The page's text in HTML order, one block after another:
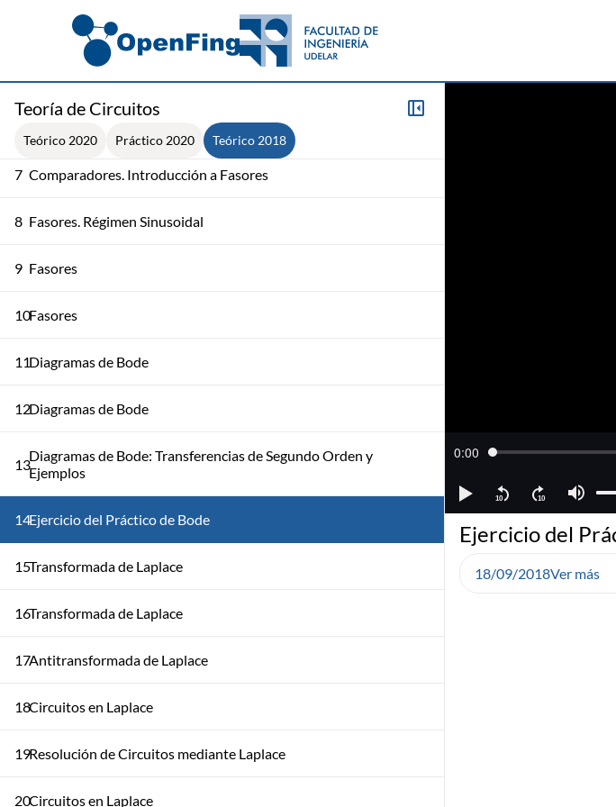
Teoría de Circuitos
Teórico 2020 Práctico 2020 Teórico 2018
Clase de Repaso y Ejemplos
5 Amplificador Operacional
Amplificadores Operacionales
7 Comparadores. Introducción a Fasores
8 Fasores. Régimen Sinusoidal
9 Fasores
10Fasores
11Diagramas de Bode
12Diagramas de Bode
13Diagramas de Bode: Transferencias de Segundo Orden y
Ejemplos
14Ejercicio del Práctico de Bode
15Transformada de Laplace
16Transformada de Laplace
17Antitransformada de Laplace
18Circuitos en Laplace
19Resolución de Circuitos mediante Laplace
20Circuitos en Laplace
Ejercicio del
18/09/2018Ver más